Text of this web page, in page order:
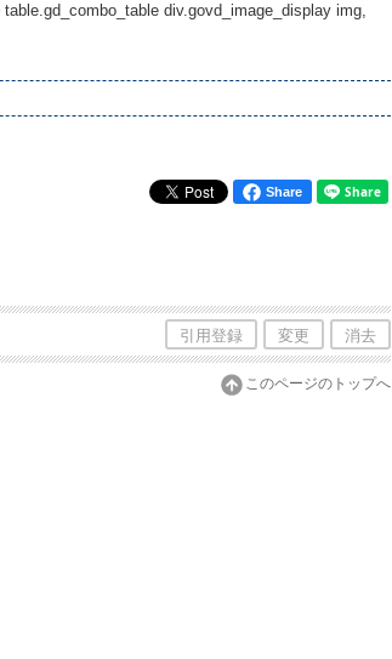
div.govd_image_display img,
Share
引用登録 変更 消去
このページのトップへ